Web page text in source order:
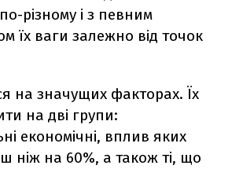
різному і з певним
їх ваги залежно від точок
на значущих факторах. Їх
на дві групи:
економічні, вплив яких
ніж на 60%, а також ті, що